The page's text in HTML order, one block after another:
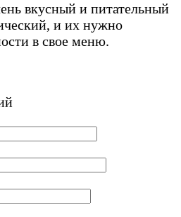
вкусный и питательный
и их нужно
в свое меню.